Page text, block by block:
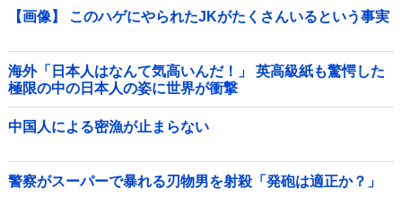
【画像】 このハゲにやられたJKがたくさんいるという事実
海外「日本人はなんて気高いんだ！」 英高級紙も驚愕した
極限の中の日本人の姿に世界が衝撃
中国人による密漁が止まらない
警察がスーパーで暴れる刃物男を射殺「発砲は適正か？」